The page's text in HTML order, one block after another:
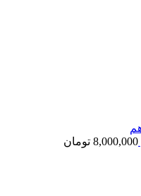
8,000,000 تومان